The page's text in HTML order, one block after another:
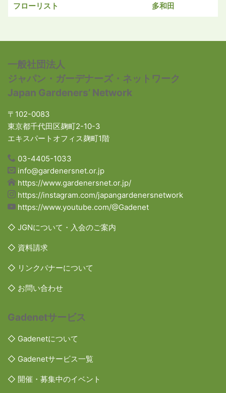
フローリスト
多和田
一般社団法人
ジャパン・ガーデナーズ・ネットワーク
Japan Gardeners’ Network
〒102-0083
東京都千代田区麹町2-10-3
エキスパートオフィス麹町1階
03-4405-1033
info@gardenersnet.or.jp
https://www.gardenersnet.or.jp/
https://instagram.com/japangardenersnetwork
https://www.youtube.com/@Gadenet
◇ JGNについて・入会のご案内
◇ 資料請求
◇ リンクバナーについて
◇ お問い合わせ
Gadenetサービス
◇ Gadenetについて
◇ Gadenetサービス一覧
◇ 開催・募集中のイベント